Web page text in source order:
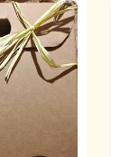
t
é
d